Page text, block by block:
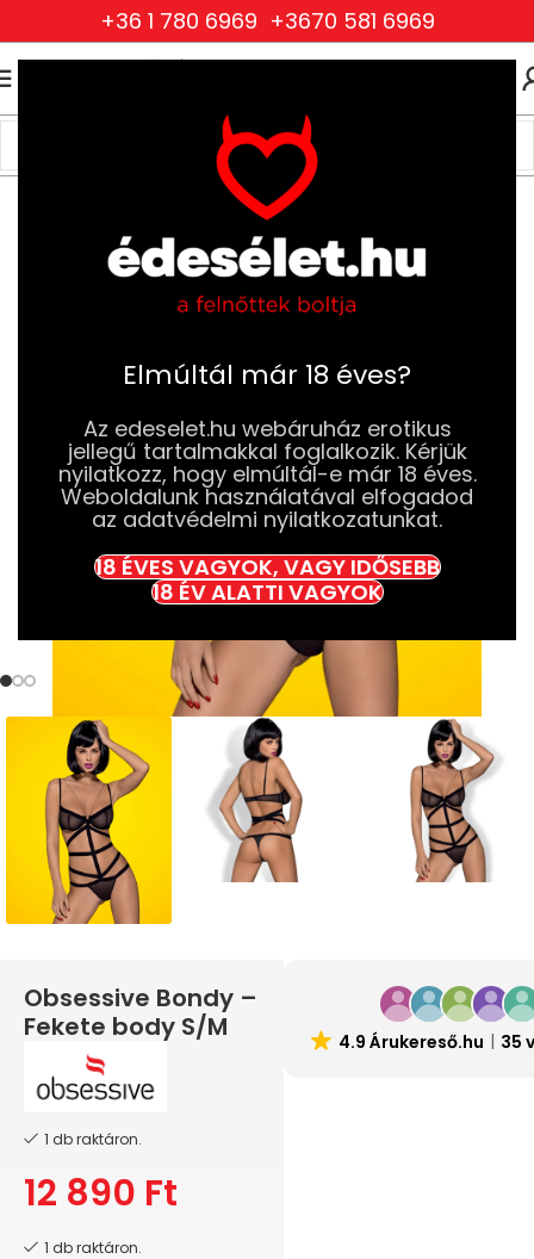
Elmúltál már 18 éves?
Az edeselet.hu webáruház erotikus
jellegű tartalmakkal foglalkozik. Kérjük
nyilatkozz, hogy elmúltál-e már 18 éves.
Weboldalunk használatával elfogadod
az adatvédelmi nyilatkozatunkat.
18 ÉVES VAGYOK, VAGY IDŐSEBB
18 ÉV ALATTI VAGYOK
+36 1 780 6969 +3670 581 6969
Ruhák és Fehérneműk
Női Ruhák és Fehérneműk Szexi Bodyk
Obsessive Bondy –
Fekete body S/M
1 db raktáron.
12 890 Ft
1 db raktáron.
4.9 Árukereső.hu 35